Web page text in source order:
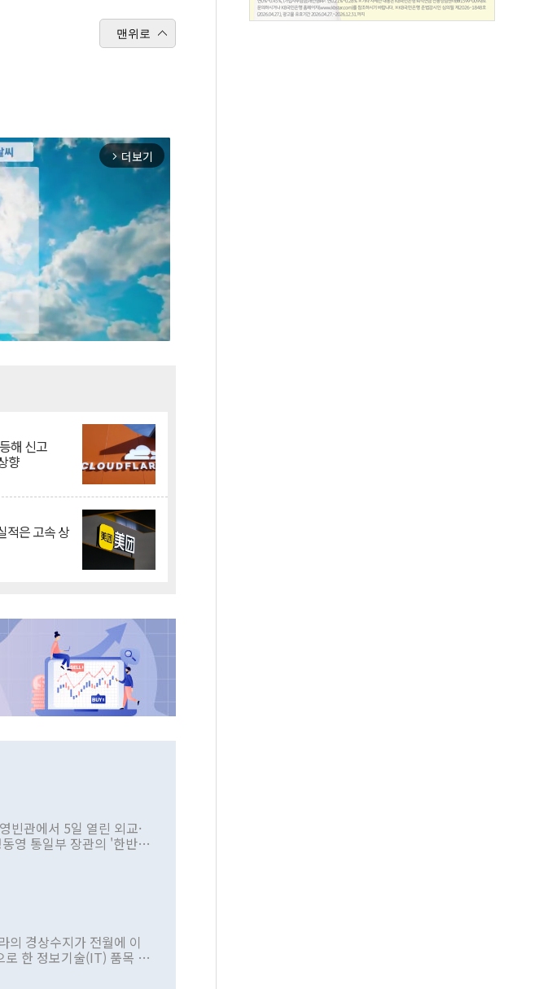
맨위로
arrow_forward_ios 더보기
해 신고
향
적은 고속 상
빈관에서 5일 열린 외교·
영 통일부 장관의 '한반도
책으로 추진하겠다고 공
을 내놨다. 그동안 정 장
번 있지만 대통령과 유
것은 이례적이다. 정 장
는 목소리도 높아지고 있
의 경상수지가 전월에 이
로 한 정보기술(IT) 품목 수